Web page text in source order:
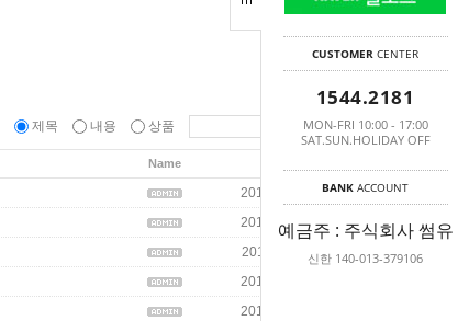
CUSTOMER CENTER
1544.2181
MON-FRI 10:00 - 17:00
SAT.SUN.HOLIDAY OFF
BANK ACCOUNT
예금주 : 주식회사 썸유
신한 140-013-379106
제목 내용 상품
Name
2019/05/31
40802
2017/07/12
40865
2014/08/11
65736
2014/04/25
2012/06/12